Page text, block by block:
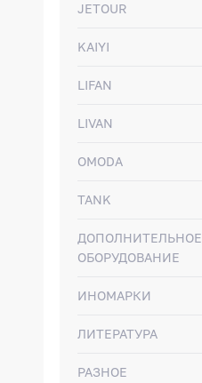
JETOUR
KAIYI
LIFAN
LIVAN
OMODA
TANK
ДОПОЛНИТЕЛЬНОЕ
ОБОРУДОВАНИЕ
ИНОМАРКИ
ЛИТЕРАТУРА
РАЗНОЕ